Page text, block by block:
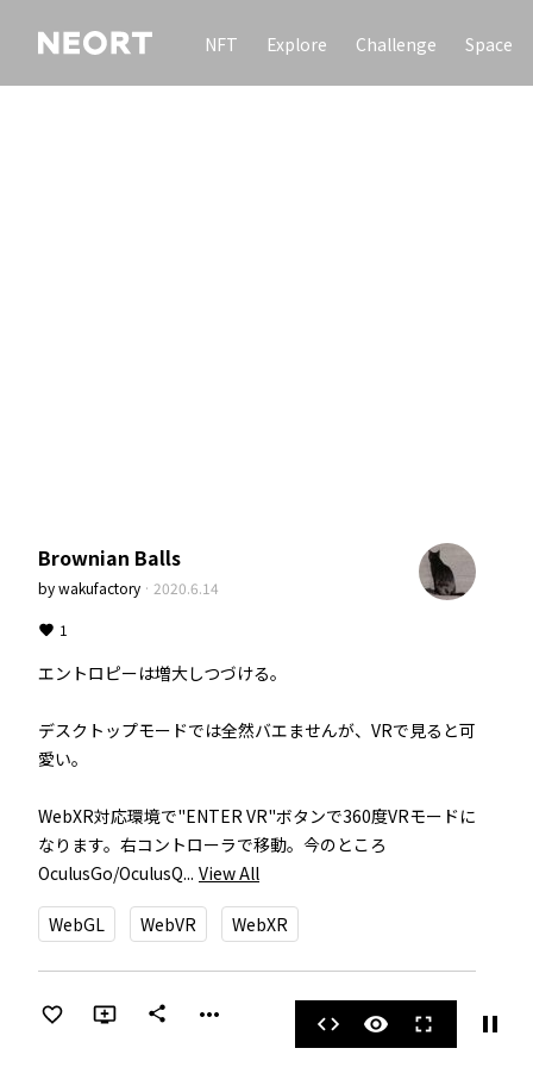
NFT Explore Challenge Space
Brownian Balls
bywakufactory · 2020.6.14
1
エントロピーは増大しつづける。
デスクトップモードでは全然バエませんが、VRで見ると可
愛い。
WebXR対応環境で"ENTER VR"ボタンで360度VRモードに
なります。右コントローラで移動。今のところ
OculusGo/OculusQ... View All
WebGL WebVR WebXR
share more_horiz code visibility fullscreen pause